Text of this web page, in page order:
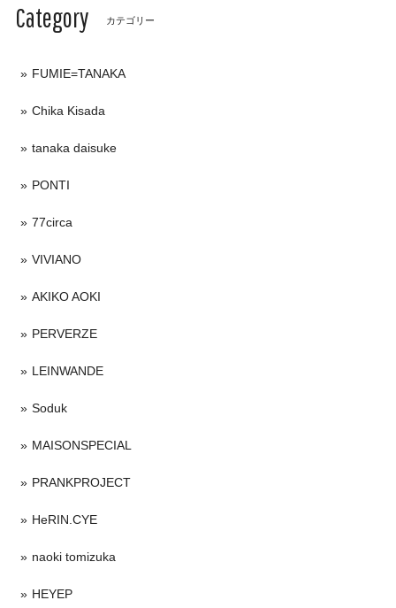
Category カテゴリー
FUMIE=TANAKA
Chika Kisada
tanaka daisuke
PONTI
77circa
VIVIANO
AKIKO AOKI
PERVERZE
LEINWANDE
Soduk
MAISONSPECIAL
PRANKPROJECT
HeRIN.CYE
naoki tomizuka
HEYEP